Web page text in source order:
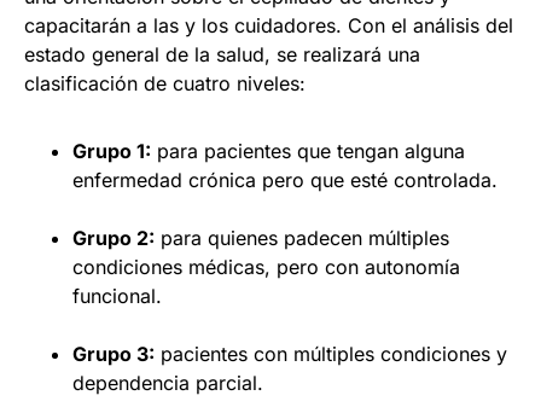
capacitarán a las y los cuidadores. Con el análisis del
estado general de la salud, se realizará una
clasificación de cuatro niveles:
Grupo 1: para pacientes que tengan alguna
enfermedad crónica pero que esté controlada.
Grupo 2: para quienes padecen múltiples
condiciones médicas, pero con autonomía
funcional.
Grupo 3: pacientes con múltiples condiciones y
dependencia parcial.